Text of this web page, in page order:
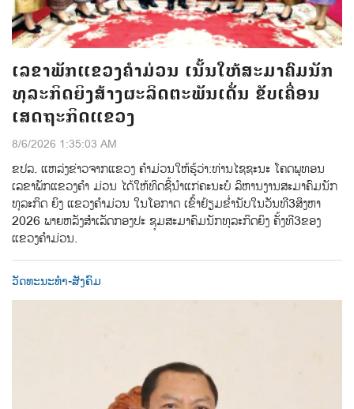
ເລຂາພັກແຂວງຄຳມ່ວນ ເນັ້ນໃຫ້ສະມາຄົມນັກ
ທຸລະກິດຍິງສ້າງຜະລິດຕະພັນເດັ່ນ ຂັບເຄື່ອນ
ເສດຖະກິດແຂວງ
8/6/2026 1:35:03 AM
ຂປລ.​ ແຫລ່ງຂ່າວຈາກແຂວງ ຄຳມ່ວນ​ໃຫ້ຮູ້ວ່າ:​ທ່ານ​ໄຊຊະນະ​ ໂຄດພູທອນ​
ເລຂາພັກແຂວງຄຳ ມ່ວນ​ ໄດ້ໃຫ້ທິດຊີ້ນໍາແກ່ຄະນະບໍ ລິຫານງານສະມາຄົມນັກ
ທຸລະກິດ ຍິງ​ ແຂວງຄຳມ່ວນ​ ໃນໂອກາດ ເຂົ້າຢ້ຽມຂໍ່ານັບ​ໃນວັນທີ​3​ສິງຫາ​
2026​ ພາຍຫລັງສໍາເລັດກອງປະ​ ຊຸມສະມາຄົມນັກທຸລະກິດຍິງ​ ຄັ້ງທີ​3​ຂອງ
ແຂວງຄໍາມ່ວນ.​
ວັດທະນະທຳ-ສັງຄົມ